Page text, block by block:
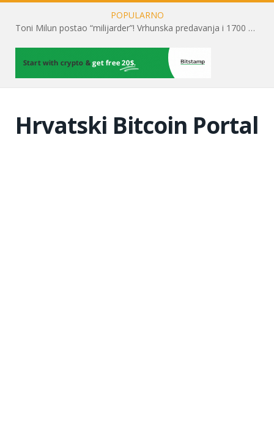
POPULARNO
Toni Milun postao “milijarder”! Vrhunska predavanja i 1700 posjetitelja obilježili su mjesec financijske pismenosti
Hrvatski Bitcoin Portal